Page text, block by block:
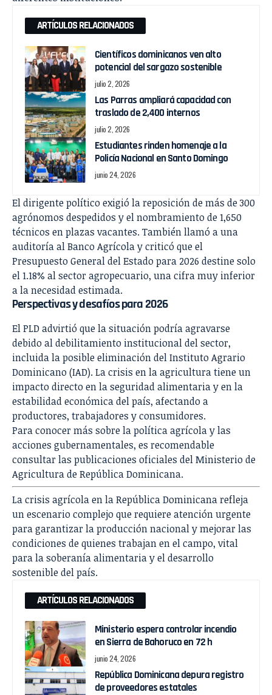
ARTÍCULOS RELACIONADOS
Científicos dominicanos ven alto
potencial del sargazo sostenible
julio 2, 2026
Las Parras ampliará capacidad con
traslado de 2,400 internos
julio 2, 2026
Estudiantes rinden homenaje a la
Policía Nacional en Santo Domingo
junio 24, 2026
El dirigente político exigió la reposición de más de 300
agrónomos despedidos y el nombramiento de 1,650
técnicos en plazas vacantes. También llamó a una
auditoría al Banco Agrícola y criticó que el
Presupuesto General del Estado para 2026 destine solo
el 1.18% al sector agropecuario, una cifra muy inferior
a la necesidad estimada.
Perspectivas y desafíos para 2026
El PLD advirtió que la situación podría agravarse
debido al debilitamiento institucional del sector,
incluida la posible eliminación del Instituto Agrario
Dominicano (IAD). La crisis en la agricultura tiene un
impacto directo en la seguridad alimentaria y en la
estabilidad económica del país, afectando a
productores, trabajadores y consumidores.
Para conocer más sobre la política agrícola y las
acciones gubernamentales, es recomendable
consultar las publicaciones oficiales delMinisterio de
Agricultura de República Dominicana.
La crisis agrícola en la República Dominicana refleja
un escenario complejo que requiere atención urgente
para garantizar la producción nacional y mejorar las
condiciones de quienes trabajan en el campo, vital
para la soberanía alimentaria y el desarrollo
sostenible del país.
ARTÍCULOS RELACIONADOS
Ministerio espera controlar incendio
en Sierra de Bahoruco en 72 h
junio 24, 2026
República Dominicana depura registro
de proveedores estatales